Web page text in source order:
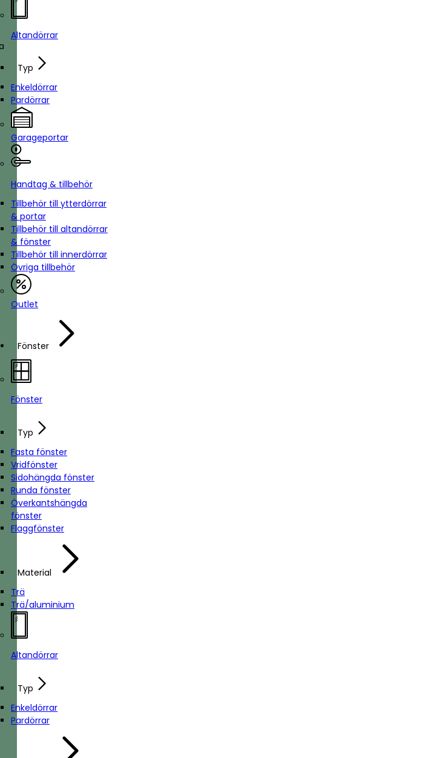
Altandörrar
Typ
Enkeldörrar
Pardörrar
Garageportar
Handtag & tillbehör
Tillbehör till ytterdörrar
& portar
Tillbehör till altandörrar
& fönster
Tillbehör till innerdörrar
Övriga tillbehör
Outlet
Fönster
Fönster
Typ
Fasta fönster
Vridfönster
Sidohängda fönster
Runda fönster
Överkantshängda
fönster
Flaggfönster
Material
Trä
Trä/aluminium
Altandörrar
Typ
Enkeldörrar
Pardörrar